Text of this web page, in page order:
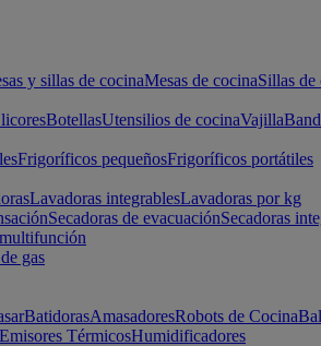
y sillas de cocinaMesas de cocinaSillas de
BotellasUtensilios de cocinaVajilla
Frigoríficos pequeñosFrigoríficos portátiles
Lavadoras integrablesLavadoras por kg
Secadoras de evacuaciónSecadoras
gas
BatidorasAmasadoresRobots de Cocina
Emisores TérmicosHumidificadores